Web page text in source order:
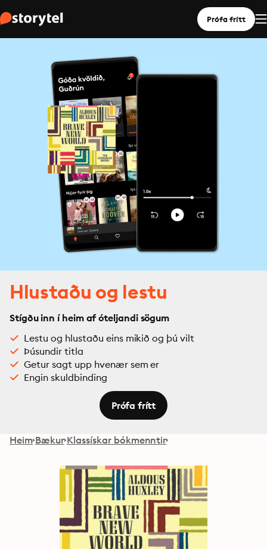
Prófa frítt
Hlustaðu og lestu
Stígðu inn í heim af óteljandi sögum
Lestu og hlustaðu eins mikið og þú vilt
Þúsundir titla
Getur sagt upp hvenær sem er
Engin skuldbinding
Prófa frítt
Heim Bækur Klassískar bókmenntir